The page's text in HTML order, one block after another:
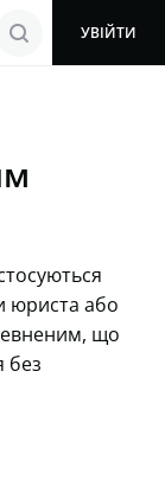
search УВІЙТИ
юриста або
що
без